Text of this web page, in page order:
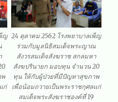
ญ
พ
ก่
24 ตุลาคม 2562 โรงพยาบาลเพ็ญ
ร่วมกับมูลนิธิสมเด็จพระญาณ
สังวรสมเด็จสังฆราช สกลมหา
สังฆปรินายก มอบทุน จำนวน 20
ทุน ให้กับผู้ป่วยที่มีปัญหาสุขภาพ
เพื่อน้อมถวายเป็นพระราชกุศลแก่
สมเด็จพระสังฆราชองค์ที่ 19